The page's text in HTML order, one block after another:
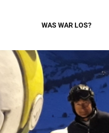
WAS WAR LOS?